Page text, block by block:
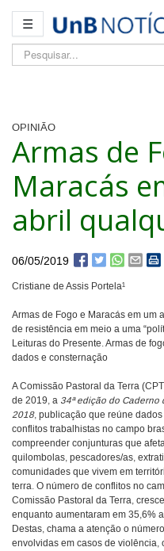
☰
Pesquisar...
OPINIÃO
Armas de
Maracás
abril
06/05/2019
Cristiane de Assis Portela¹
Armas de Fogo e Maracás em um
de resistência em meio a uma
Leituras do Presente. Armas de
dados e consternação
A Comissão Pastoral da Terra
de 2019, a 34ª edição do Caderno
2018, publicação que reúne
conflitos trabalhistas no campo
compreender conjunturas que
quilombolas, pescadores/as,
comunidades que vivem em
terra. O número de conflitos no
Comissão Pastoral da Terra,
enquanto aumentaram em 35,6%
Destas, chama a atenção o
envolvidas em casos de violência,